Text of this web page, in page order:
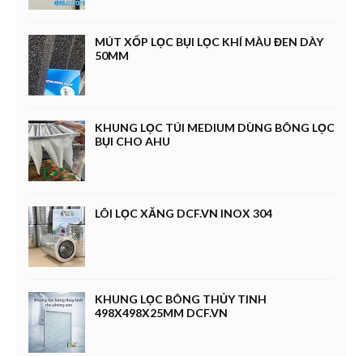
MÚT XỐP LỌC BỤI LỌC KHÍ MÀU ĐEN DÀY
50MM
KHUNG LỌC TÚI MEDIUM DÙNG BÔNG LỌC
BỤI CHO AHU
LÕI LỌC XĂNG DCF.VN INOX 304
KHUNG LỌC BÔNG THỦY TINH
498X498X25MM DCF.VN